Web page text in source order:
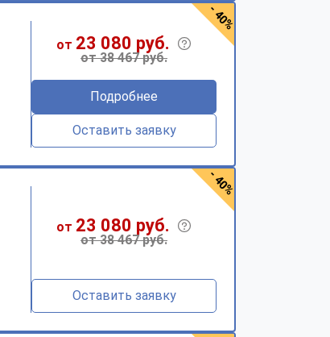
от 23 080 руб.
от 38 467 руб.
Подробнее
Оставить заявку
- 40%
от 23 080 руб.
от 38 467 руб.
Оставить заявку
- 40%